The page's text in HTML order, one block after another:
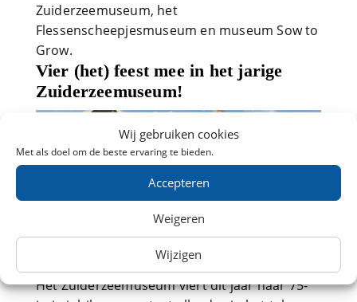
Wij gebruiken cookies
Met als doel om de beste ervaring te bieden.
Accepteren
Weigeren
Wijzigen
Zuiderzeemuseum, het
Flessenscheepjesmuseum en museum Sow to
Grow.
Vier (het) feest mee in het jarige
Zuiderzeemuseum!
Het Zuiderzeemuseum viert dit jaar haar 75-